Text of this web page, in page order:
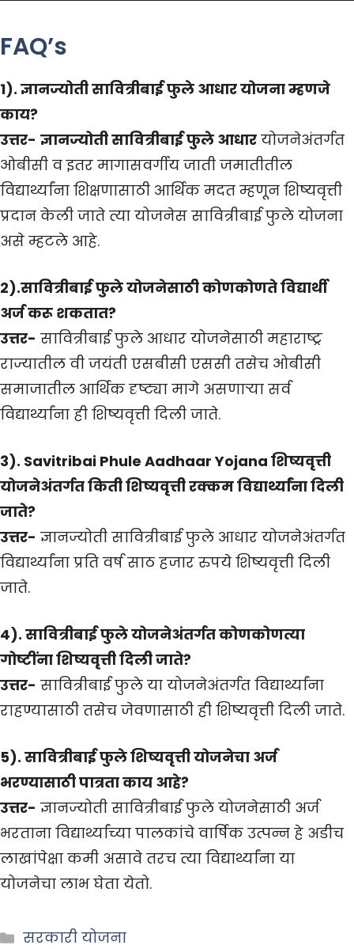
FAQ’s
1). ज्ञानज्योती सावित्रीबाई फुले आधार योजना म्हणजे
काय?
उत्तर- ज्ञानज्योती सावित्रीबाई फुले आधार योजनेअंतर्गत
ओबीसी व इतर मागासवर्गीय जाती जमातीतील
विद्यार्थ्यांना शिक्षणासाठी आर्थिक मदत म्हणून शिष्यवृत्ती
प्रदान केली जाते त्या योजनेस सावित्रीबाई फुले योजना
असे म्हटले आहे.
2).सावित्रीबाई फुले योजनेसाठी कोणकोणते विद्यार्थी
अर्ज करू शकतात?
उत्तर- सावित्रीबाई फुले आधार योजनेसाठी महाराष्ट्र
राज्यातील वी जयंती एसबीसी एससी तसेच ओबीसी
समाजातील आर्थिक दृष्ट्या मागे असणाऱ्या सर्व
विद्यार्थ्यांना ही शिष्यवृत्ती दिली जाते.
3). Savitribai Phule Aadhaar Yojana शिष्यवृत्ती
योजनेअंतर्गत किती शिष्यवृत्ती रक्कम विद्यार्थ्यांना दिली
जाते?
उत्तर- ज्ञानज्योती सावित्रीबाई फुले आधार योजनेअंतर्गत
विद्यार्थ्यांना प्रति वर्ष साठ हजार रुपये शिष्यवृत्ती दिली
जाते.
4). सावित्रीबाई फुले योजनेअंतर्गत कोणकोणत्या
गोष्टींना शिष्यवृत्ती दिली जाते?
उत्तर- सावित्रीबाई फुले या योजनेअंतर्गत विद्यार्थ्यांना
राहण्यासाठी तसेच जेवणासाठी ही शिष्यवृत्ती दिली जाते.
5). सावित्रीबाई फुले शिष्यवृत्ती योजनेचा अर्ज
भरण्यासाठी पात्रता काय आहे?
उत्तर- ज्ञानज्योती सावित्रीबाई फुले योजनेसाठी अर्ज
भरताना विद्यार्थ्यांच्या पालकांचे वार्षिक उत्पन्न हे अडीच
लाखांपेक्षा कमी असावे तरच त्या विद्यार्थ्यांना या
योजनेचा लाभ घेता येतो.
Categories
सरकारी योजना